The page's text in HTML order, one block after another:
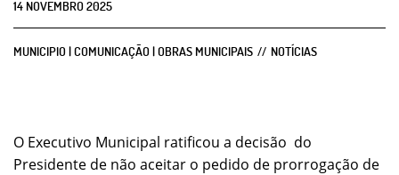
14 NOVEMBRO2025
MUNICIPIO | COMUNICAÇÃO | OBRAS MUNICIPAIS NOTÍCIAS
O Executivo Municipal ratificou a decisão do
Presidente de não aceitar o pedido de prorrogação de